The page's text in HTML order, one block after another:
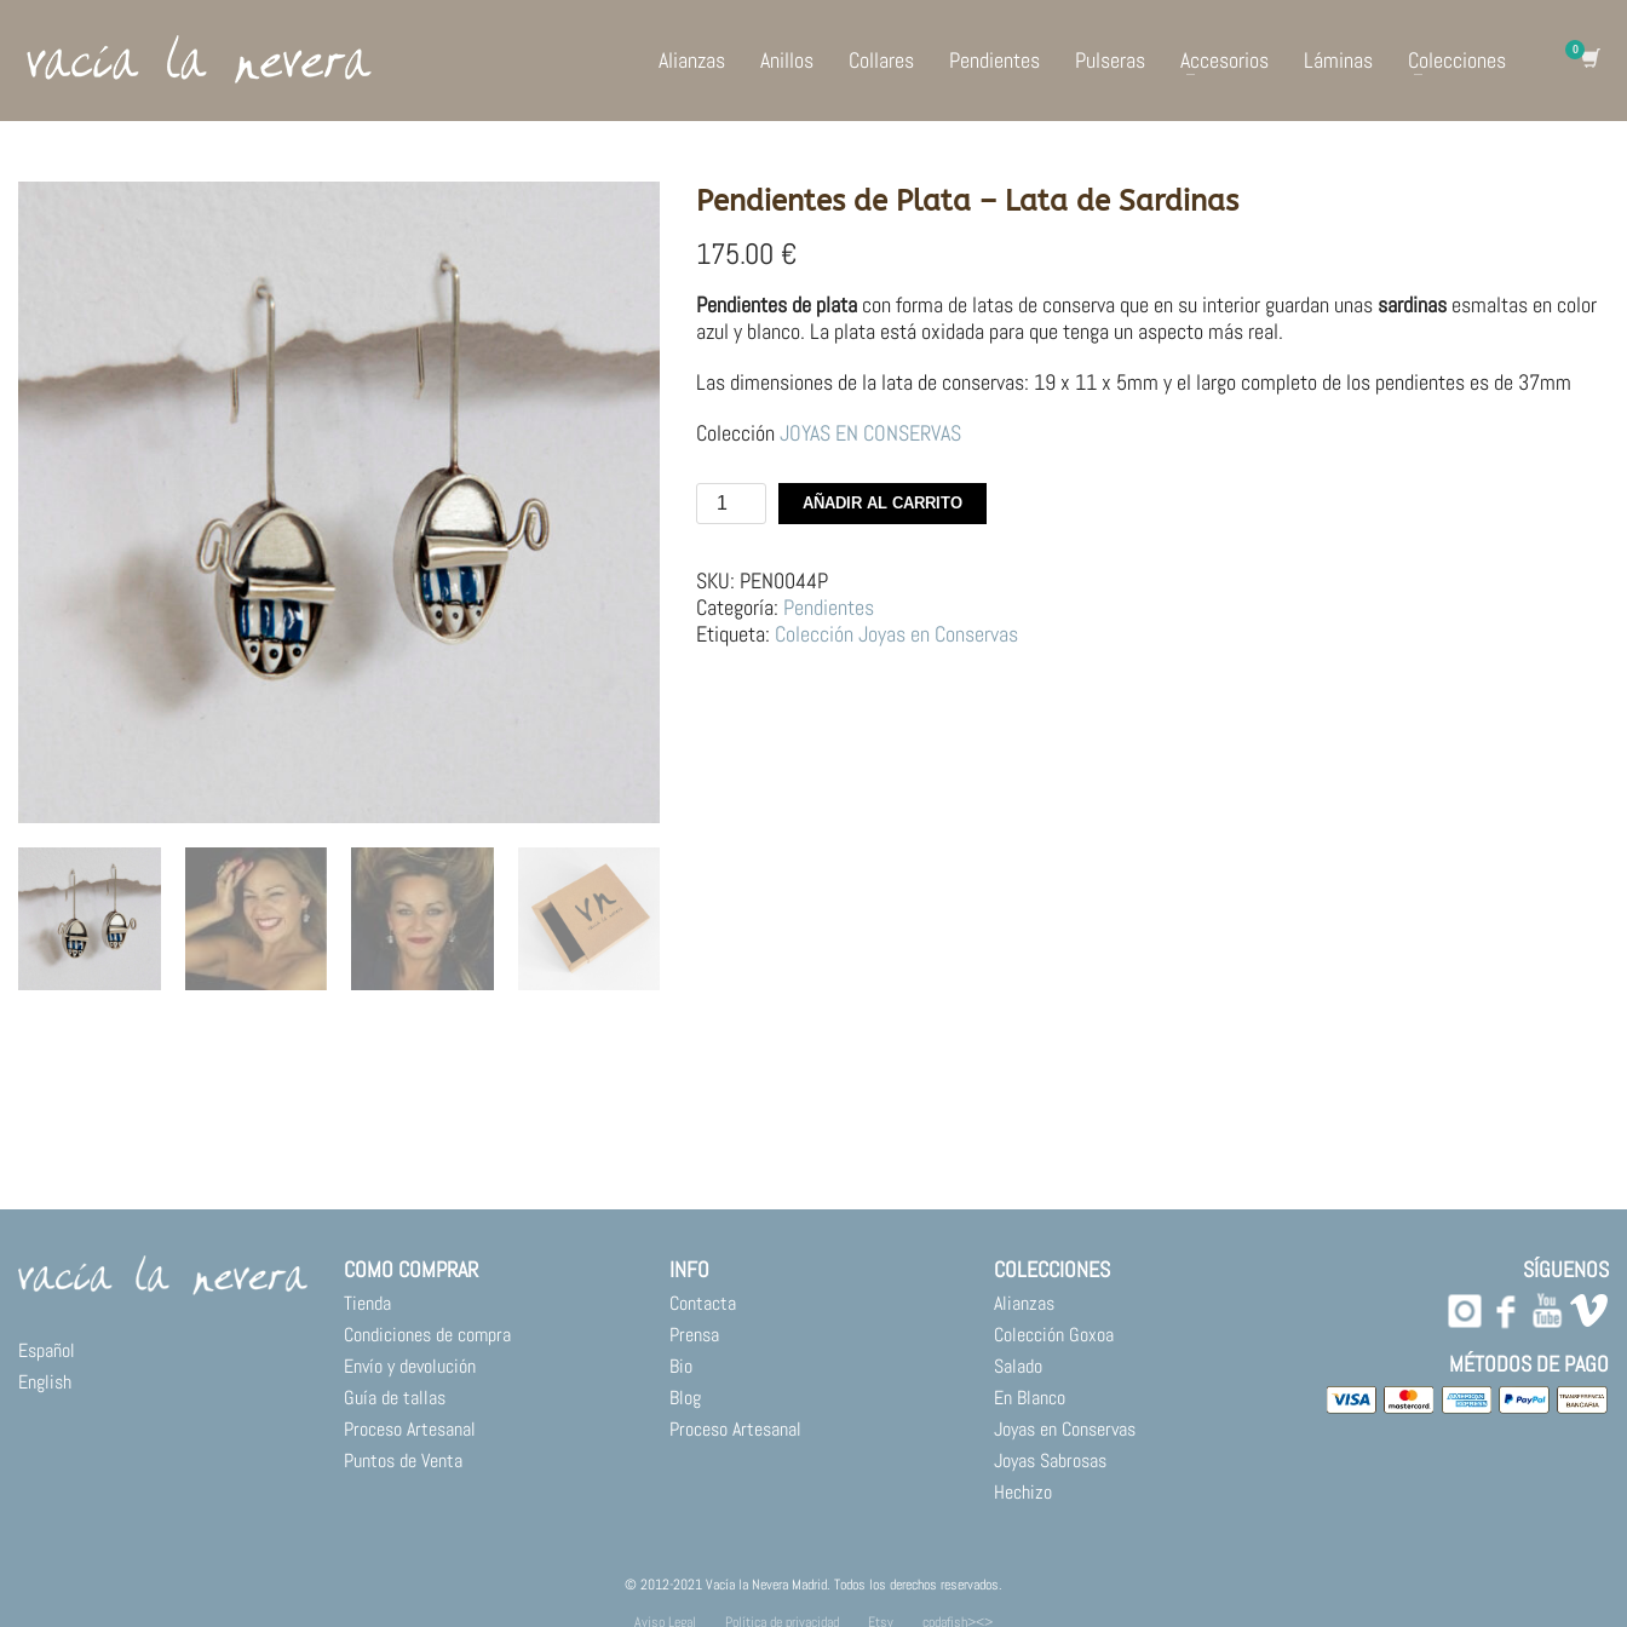
Alianzas Anillos Collares Pendientes Pulseras Accesorios Láminas Colecciones
Pendientes de Plata – Lata de Sardinas
175.00 €
Pendientes de plata con forma de latas de conserva que en su interior guardan unas sardinas esmaltas en color
azul y blanco. La plata está oxidada para que tenga un aspecto más real.
Las dimensiones de la lata de conservas: 19 x 11 x 5mm y el largo completo de los pendientes es de 37mm
Colección JOYAS EN CONSERVAS
Pendientes
de
–
Lata
de
Sardinas
AÑADIR AL CARRITO
SKU: PEN0044P
Categoría: Pendientes
Etiqueta: Colección Joyas en Conservas
Español
English
COMO COMPRAR
Tienda
Condiciones de compra
Envío y devolución
Guía de tallas
Proceso Artesanal
Puntos de Venta
INFO
Contacta
Prensa
Bio
Blog
Proceso Artesanal
COLECCIONES
Alianzas
Colección Goxoa
Salado
En Blanco
Joyas en Conservas
Joyas Sabrosas
Hechizo
SÍGUENOS
MÉTODOS DE PAGO
© 2012-2021 Vacía la Nevera Madrid. Todos los derechos reservados.
Aviso Legal
Política de privacidad Etsy codafish><>